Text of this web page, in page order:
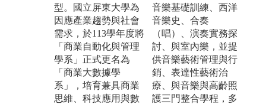
型。國立屏東大學為
因應產業趨勢與社會
需求，於113學年度將
「商業自動化與管理
學系」正式更名為
「商業大數據學
系」，培育兼具商業
思維、科技應用與數
音樂基礎訓練、西洋
音樂史、合奏
（唱）、演奏實務探
討、與室內樂，並提
供音樂藝術管理與行
銷、表達性藝術治
療、與音樂與高齡照
護三門整合學程，多